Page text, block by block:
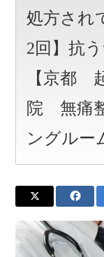
処方され
2回】抗
【京都
院 無痛
ングルー